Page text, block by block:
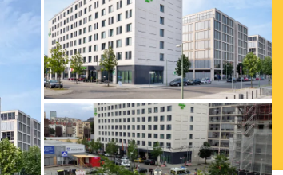
vom Hotelier, Juli 2014